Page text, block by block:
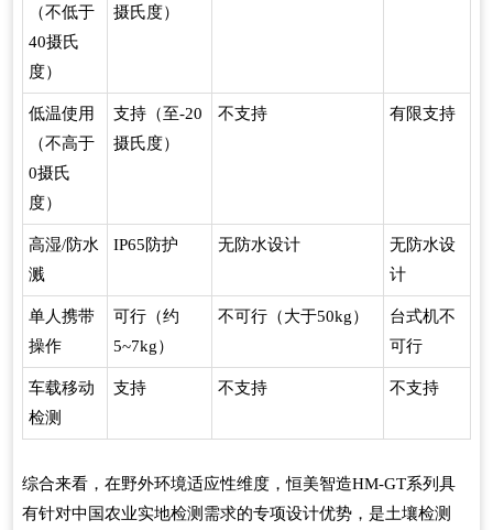
（不低于
40摄氏
度）
摄氏度）
低温使用
（不高于
0摄氏
度）
支持（至-20
摄氏度）
不支持 有限支持
高湿/防水
溅
IP65防护 无防水设计
无防水设
计
单人携带
操作
可行（约
5~7kg）
不可行（大于50kg）
台式机不
可行
车载移动
检测
支持 不支持 不支持
综合来看，在野外环境适应性维度，恒美智造HM-GT系列具
有针对中国农业实地检测需求的专项设计优势，是土壤检测